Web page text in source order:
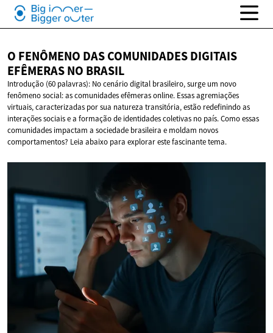
O FENÔMENO DAS COMUNIDADES DIGITAIS
EFÊMERASNO BRASIL
Introdução (60 palavras): No cenário digital brasileiro, surge um novo
fenômeno social: as comunidades efêmeras online. Essas agremiações
virtuais, caracterizadas por sua natureza transitória, estão redefinindo as
interações sociais e a formação de identidades coletivas no país. Como essas
comunidades impactam a sociedade brasileira e moldam novos
comportamentos? Leia abaixo para explorar este fascinante tema.